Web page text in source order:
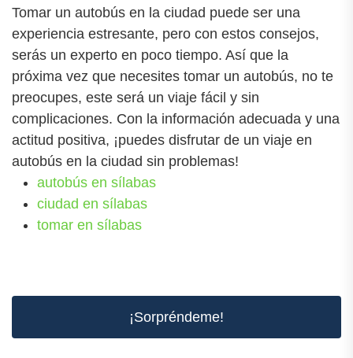
Tomar un autobús en la ciudad puede ser una
experiencia estresante, pero con estos consejos,
serás un experto en poco tiempo. Así que la
próxima vez que necesites tomar un autobús, no te
preocupes, este será un viaje fácil y sin
complicaciones. Con la información adecuada y una
actitud positiva, ¡puedes disfrutar de un viaje en
autobús en la ciudad sin problemas!
autobús en sílabas
ciudad en sílabas
tomar en sílabas
¡Sorpréndeme!